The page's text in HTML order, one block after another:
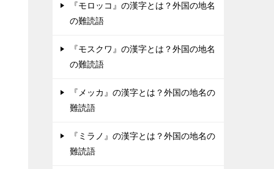
『モロッコ』の漢字とは？外国の地名
の難読語
『モスクワ』の漢字とは？外国の地名
の難読語
『メッカ』の漢字とは？外国の地名の
難読語
『ミラノ』の漢字とは？外国の地名の
難読語